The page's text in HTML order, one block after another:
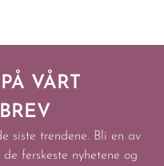
VÅRT
siste trendene. Bli en av
ferskeste nyhetene og